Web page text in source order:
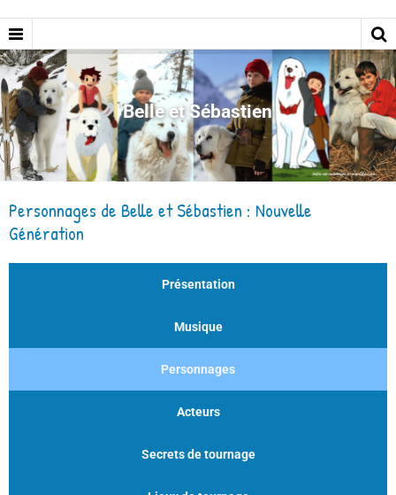
Belle et Sébastien
Personnages de Belle et Sébastien : Nouvelle
Génération
Présentation
Musique
Personnages
Acteurs
Secrets de tournage